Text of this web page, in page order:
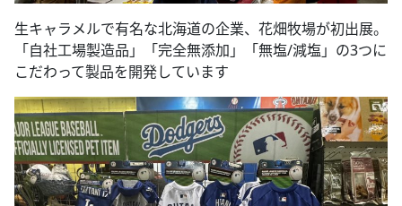
生キャラメルで有名な北海道の企業、花畑牧場が初出展。
「自社工場製造品」「完全無添加」「無塩/減塩」の3つに
こだわって製品を開発しています